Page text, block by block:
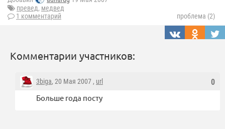
превед, медвед
1 комментарий
проблема (2)
Комментарии участников:
0
3biga, 20 Мая 2007 , url
Больше года посту